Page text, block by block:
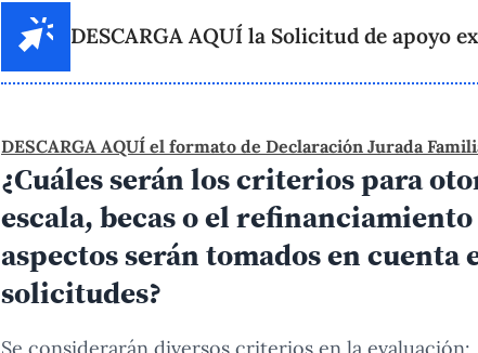
DESCARGA AQUÍ la Solicitud de apoyo
DESCARGA AQUÍ el formato de Declaración Jurada
¿Cuáles serán los criterios para
escala, becas o el refinanciamiento
aspectos serán tomados en cuenta
solicitudes?